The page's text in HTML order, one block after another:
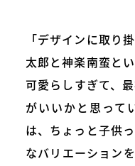
「デザインに取り
太郎と神楽南蛮と
可愛らしすぎて、
がいいかと思って
は、ちょっと子供
なバリエーション